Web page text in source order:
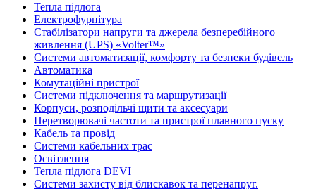
Тепла підлога
Електрофурнітура
Cтабілізатори напруги та джерела безперебійного
живлення (UPS) «Volter™»
Системи автоматизації, комфорту та безпеки будівель
Автоматика
Комутаційні пристрої
Системи підключення та маршрутизації
Корпуси, розподільчі щити та аксесуари
Перетворювачі частоти та пристрої плавного пуску
Кабель та провід
Системи кабельних трас
Освітлення
Тепла підлога DEVI
Системи захисту від блискавок та перенапруг.